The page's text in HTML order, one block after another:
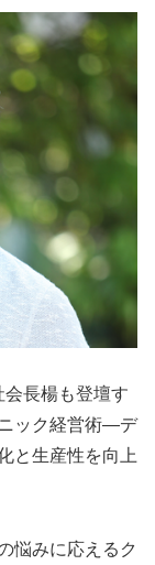
長楊も登壇す
ック経営術―デ
と生産性を向上
悩みに応えるク